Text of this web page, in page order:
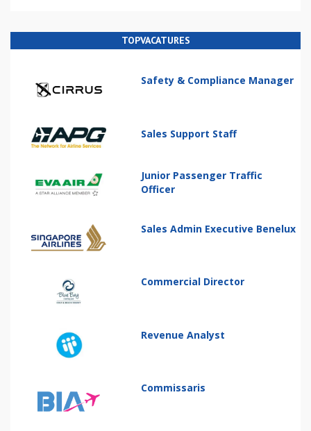
TOPVACATURES
Safety & Compliance Manager
Sales Support Staff
Junior Passenger Traffic
Officer
Sales Admin Executive Benelux
Commercial Director
Revenue Analyst
Commissaris